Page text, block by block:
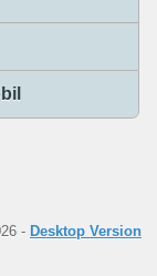
- Desktop Version